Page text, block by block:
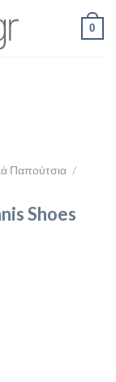
0
Παπούτσια /
Shoes